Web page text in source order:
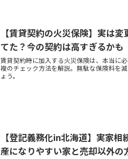
【賃貸契約の火災保険】実は
てた？今の契約は高すぎるかも
賃貸契約時に加入する火災保険は、本当に
複のチェック方法を解説。無駄な保険料を
ょう。
【登記義務化in北海道】実家
産になりやすい家と売却以外の